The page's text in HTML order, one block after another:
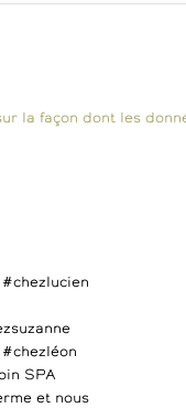
la façon dont les
SPA
et nous